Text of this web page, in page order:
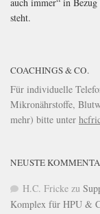
steht.
COACHINGS & CO.
Für individuelle
Mikronährstoffe,
mehr) bitte unter
NEUSTE
H.C. Fricke zu
Komplex für HPU &